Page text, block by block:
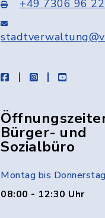
+49 7306 96
facebookinstagramyoutube
Bürger- und
Sozialbüro
Montag bis
08:00 - 12:30 Uhr